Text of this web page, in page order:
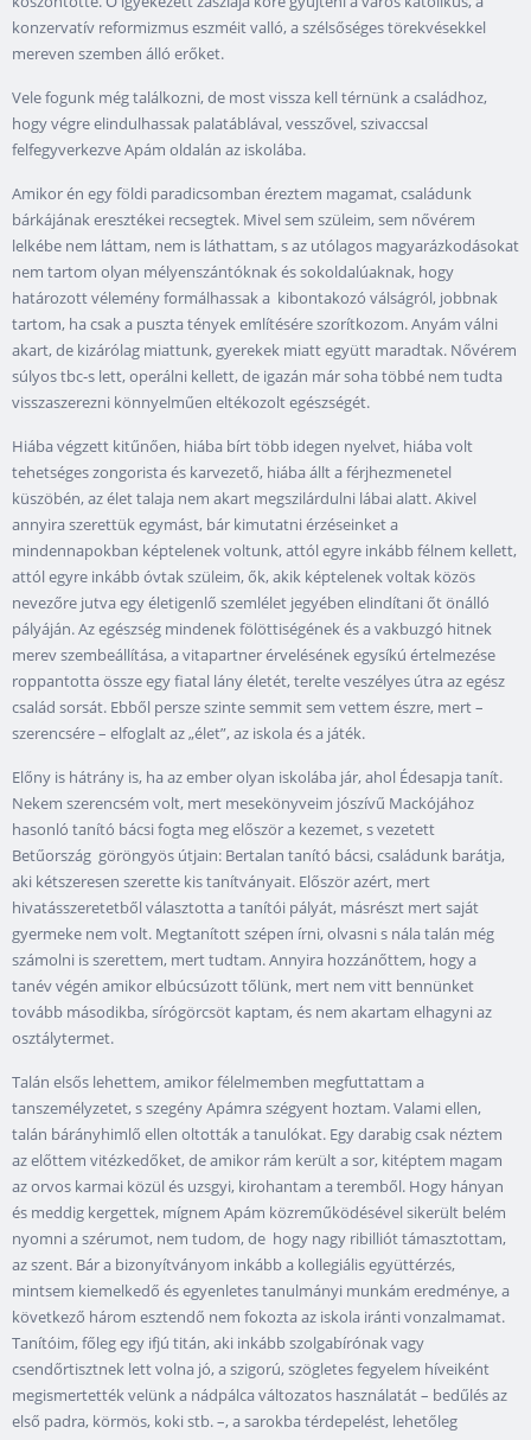
konzervatív reformizmus eszméit valló, a szélsőséges törekvésekkel
mereven szemben álló erőket.
Vele fogunk még találkozni, de most vissza kell térnünk a családhoz,
hogy végre elindulhassak palatáblával, vesszővel, szivaccsal
felfegyverkezve Apám oldalán az iskolába.
Amikor én egy földi paradicsomban éreztem magamat, családunk
bárkájának eresztékei recsegtek. Mivel sem szüleim, sem nővérem
lelkébe nem láttam, nem is láthattam, s az utólagos magyarázkodásokat
nem tartom olyan mélyenszántóknak és sokoldalúaknak, hogy
határozott vélemény formálhassak a kibontakozó válságról, jobbnak
tartom, ha csak a puszta tények említésére szorítkozom. Anyám válni
akart, de kizárólag miattunk, gyerekek miatt együtt maradtak. Nővérem
súlyos tbc-s lett, operálni kellett, de igazán már soha többé nem tudta
visszaszerezni könnyelműen eltékozolt egészségét.
Hiába végzett kitűnően, hiába bírt több idegen nyelvet, hiába volt
tehetséges zongorista és karvezető, hiába állt a férjhezmenetel
küszöbén, az élet talaja nem akart megszilárdulni lábai alatt. Akivel
annyira szerettük egymást, bár kimutatni érzéseinket a
mindennapokban képtelenek voltunk, attól egyre inkább félnem kellett,
attól egyre inkább óvtak szüleim, ők, akik képtelenek voltak közös
nevezőre jutva egy életigenlő szemlélet jegyében elindítani őt önálló
pályáján. Az egészség mindenek fölöttiségének és a vakbuzgó hitnek
merev szembeállítása, a vitapartner érvelésének egysíkú értelmezése
roppantotta össze egy fiatal lány életét, terelte veszélyes útra az egész
család sorsát. Ebből persze szinte semmit sem vettem észre, mert –
szerencsére – elfoglalt az „élet”, az iskola és a játék.
Előny is hátrány is, ha az ember olyan iskolába jár, ahol Édesapja tanít.
Nekem szerencsém volt, mert mesekönyveim jószívű Mackójához
hasonló tanító bácsi fogta meg először a kezemet, s vezetett
Betűország göröngyös útjain: Bertalan tanító bácsi, családunk barátja,
aki kétszeresen szerette kis tanítványait. Először azért, mert
hivatásszeretetből választotta a tanítói pályát, másrészt mert saját
gyermeke nem volt. Megtanított szépen írni, olvasni s nála talán még
számolni is szerettem, mert tudtam. Annyira hozzánőttem, hogy a
tanév végén amikor elbúcsúzott tőlünk, mert nem vitt bennünket
tovább másodikba, sírógörcsöt kaptam, és nem akartam elhagyni az
osztálytermet.
Talán elsős lehettem, amikor félelmemben megfuttattam a
tanszemélyzetet, s szegény Apámra szégyent hoztam. Valami ellen,
talán bárányhimlő ellen oltották a tanulókat. Egy darabig csak néztem
az előttem vitézkedőket, de amikor rám került a sor, kitéptem magam
az orvos karmai közül és uzsgyi, kirohantam a teremből. Hogy hányan
és meddig kergettek, mígnem Apám közreműködésével sikerült belém
nyomni a szérumot, nem tudom, de hogy nagy ribilliót támasztottam,
az szent. Bár a bizonyítványom inkább a kollegiális együttérzés,
mintsem kiemelkedő és egyenletes tanulmányi munkám eredménye, a
következő három esztendő nem fokozta az iskola iránti vonzalmamat.
Tanítóim, főleg egy ifjú titán, aki inkább szolgabírónak vagy
csendőrtisztnek lett volna jó, a szigorú, szögletes fegyelem híveiként
megismertették velünk a nádpálca változatos használatát – bedűlés az
első padra, körmös, koki stb. –, a sarokba térdepelést, lehetőleg